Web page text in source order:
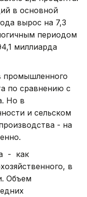
в основной
вырос на 7,3
периодом
миллиарда
промышленного
по сравнению с
Но в
и сельском
- на
- как
в
Объем